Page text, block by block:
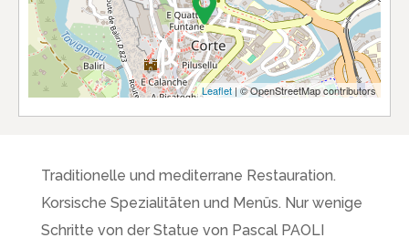
Leaflet | © OpenStreetMap contributors
Traditionelle und mediterrane Restauration.
Korsische Spezialitäten und Menüs. Nur wenige
Schritte von der Statue von Pascal PAOLI